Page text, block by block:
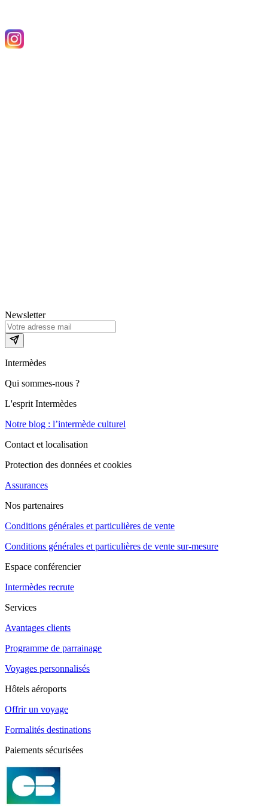
Newsletter
Intermèdes
Qui sommes-nous ?
L'esprit Intermèdes
Notre blog : l’intermède culturel
Contact et localisation
Protection des données et cookies
Assurances
Nos partenaires
Conditions générales et particulières de vente
Conditions générales et particulières de vente sur-mesure
Espace conférencier
Intermèdes recrute
Services
Avantages clients
Programme de parrainage
Voyages personnalisés
Hôtels aéroports
Offrir un voyage
Formalités destinations
Paiements sécurisées